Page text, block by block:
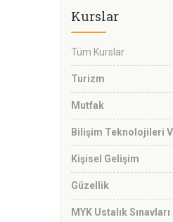
Kurslar
Tüm Kurslar
Turizm
Mutfak
Bilişim Teknolojileri
Kişisel Gelişim
Güzellik
MYK Ustalık Sınavları